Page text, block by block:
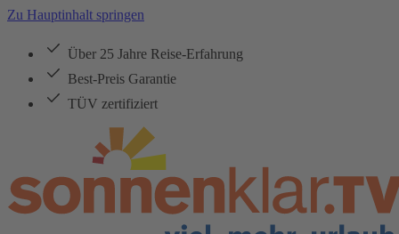
Zu Hauptinhalt springen
Über 25 Jahre Reise-Erfahrung
Best-Preis Garantie
TÜV zertifiziert